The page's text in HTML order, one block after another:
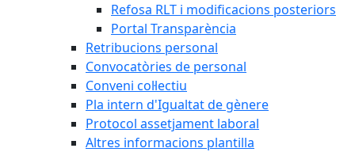
Refosa RLT i modificacions posteriors
Portal Transparència
Retribucions personal
Convocatòries de personal
Conveni col·lectiu
Pla intern d'Igualtat de gènere
Protocol assetjament laboral
Altres informacions plantilla